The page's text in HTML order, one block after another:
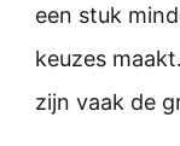
een stuk
keuzes
zijn vaak de